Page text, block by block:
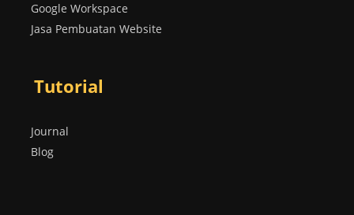
Google Workspace
Jasa Pembuatan Website
Tutorial
Journal
Blog